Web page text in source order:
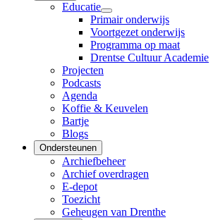
Educatie
Primair onderwijs
Voortgezet onderwijs
Programma op maat
Drentse Cultuur Academie
Projecten
Podcasts
Agenda
Koffie & Keuvelen
Bartje
Blogs
Ondersteunen
Archiefbeheer
Archief overdragen
E-depot
Toezicht
Geheugen van Drenthe